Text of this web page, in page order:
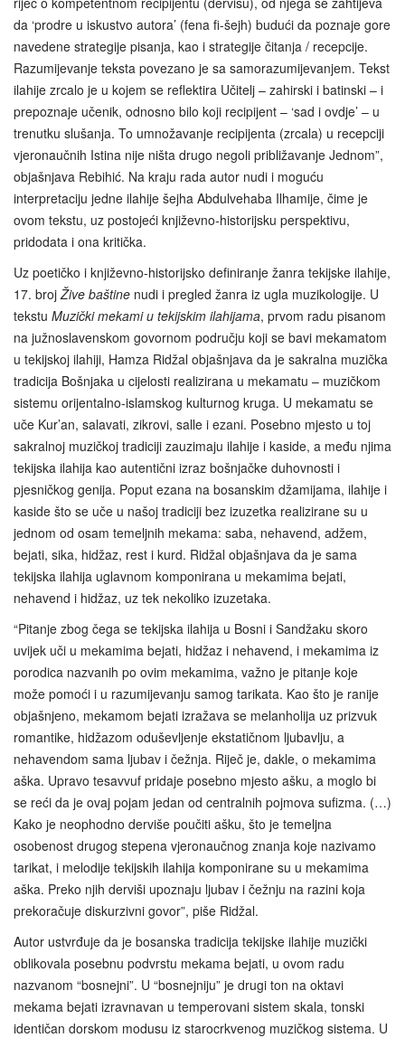
da ‘prodre u iskustvo autora’ (fena fi-šejh) budući da poznaje gore
navedene strategije pisanja, kao i strategije čitanja / recepcije.
Razumijevanje teksta povezano je sa samorazumijevanjem. Tekst
ilahije zrcalo je u kojem se reflektira Učitelj – zahirski i batinski – i
prepoznaje učenik, odnosno bilo koji recipijent – ‘sad i ovdje’ – u
trenutku slušanja. To umnožavanje recipijenta (zrcala) u recepciji
vjeronaučnih Istina nije ništa drugo negoli približavanje Jednom”,
objašnjava Rebihić. Na kraju rada autor nudi i moguću
interpretaciju jedne ilahije šejha Abdulvehaba Ilhamije, čime je
ovom tekstu, uz postojeći književno-historijsku perspektivu,
pridodata i ona kritička.
Uz poetičko i književno-historijsko definiranje žanra tekijske ilahije,
17. broj Žive baštine nudi i pregled žanra iz ugla muzikologije. U
tekstu Muzički mekami u tekijskim ilahijama, prvom radu pisanom
na južnoslavenskom govornom području koji se bavi mekamatom
u tekijskoj ilahiji, Hamza Ridžal objašnjava da je sakralna muzička
tradicija Bošnjaka u cijelosti realizirana u mekamatu – muzičkom
sistemu orijentalno-islamskog kulturnog kruga. U mekamatu se
uče Kur’an, salavati, zikrovi, salle i ezani. Posebno mjesto u toj
sakralnoj muzičkoj tradiciji zauzimaju ilahije i kaside, a među njima
tekijska ilahija kao autentični izraz bošnjačke duhovnosti i
pjesničkog genija. Poput ezana na bosanskim džamijama, ilahije i
kaside što se uče u našoj tradiciji bez izuzetka realizirane su u
jednom od osam temeljnih mekama: saba, nehavend, adžem,
bejati, sika, hidžaz, rest i kurd. Ridžal objašnjava da je sama
tekijska ilahija uglavnom komponirana u mekamima bejati,
nehavend i hidžaz, uz tek nekoliko izuzetaka.
“Pitanje zbog čega se tekijska ilahija u Bosni i Sandžaku skoro
uvijek uči u mekamima bejati, hidžaz i nehavend, i mekamima iz
porodica nazvanih po ovim mekamima, važno je pitanje koje
može pomoći i u razumijevanju samog tarikata. Kao što je ranije
objašnjeno, mekamom bejati izražava se melanholija uz prizvuk
romantike, hidžazom oduševljenje ekstatičnom ljubavlju, a
nehavendom sama ljubav i čežnja. Riječ je, dakle, o mekamima
aška. Upravo tesavvuf pridaje posebno mjesto ašku, a moglo bi
se reći da je ovaj pojam jedan od centralnih pojmova sufizma. (…)
Kako je neophodno derviše poučiti ašku, što je temeljna
osobenost drugog stepena vjeronaučnog znanja koje nazivamo
tarikat, i melodije tekijskih ilahija komponirane su u mekamima
aška. Preko njih derviši upoznaju ljubav i čežnju na razini koja
prekoračuje diskurzivni govor”, piše Ridžal.
Autor ustvrđuje da je bosanska tradicija tekijske ilahije muzički
oblikovala posebnu podvrstu mekama bejati, u ovom radu
nazvanom “bosnejni”. U “bosnejniju” je drugi ton na oktavi
mekama bejati izravnavan u temperovani sistem skala, tonski
identičan dorskom modusu iz starocrkvenog muzičkog sistema. U